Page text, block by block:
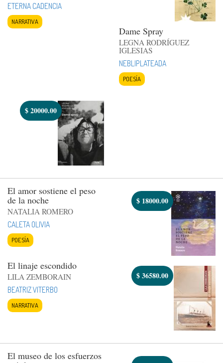
ETERNA CADENCIA
NARRATIVA
Dame Spray
LEGNA RODRÍGUEZ
IGLESIAS
NEBLIPLATEADA
POESÍA
$20000.00
El amor sostiene el peso
de la noche
NATALIA ROMERO
CALETA OLIVIA
POESÍA
$ 18000.00
El linaje escondido
LILA ZEMBORAIN
BEATRIZ VITERBO
NARRATIVA
$36580.00
El museo de los esfuerzos